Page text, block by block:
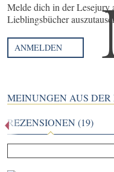
Melde dich in der Lesejury
Lieblingsbücher
ANMELDEN
MEINUNGEN AUS DER
REZENSIONEN (19)